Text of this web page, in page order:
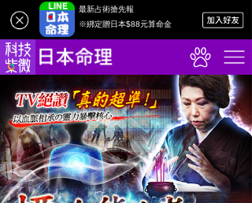
最新占術搶先報
※綁定贈日本$88元算命金